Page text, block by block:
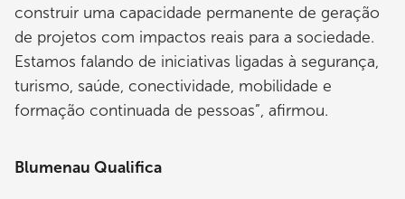
construir uma capacidade permanente de geração
de projetos com impactos reais para a sociedade.
Estamos falando de iniciativas ligadas à segurança,
turismo, saúde, conectividade, mobilidade e
formação continuada de pessoas”, afirmou.
Blumenau Qualifica